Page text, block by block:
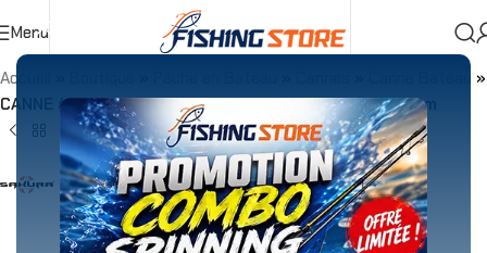
Menu
Accueil
»
CANNE à calamar salt sniper 802m squid spécial 2.44m